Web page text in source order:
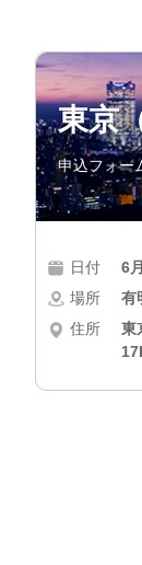
東京
申込フォー
日付
6
場所
有
住所
東